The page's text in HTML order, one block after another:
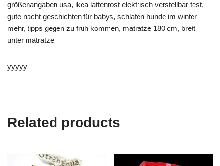
größenangaben usa, ikea lattenrost elektrisch verstellbar test,
gute nacht geschichten für babys, schlafen hunde im winter
mehr, tipps gegen zu früh kommen, matratze 180 cm, brett
unter matratze
yyyyy
Related products